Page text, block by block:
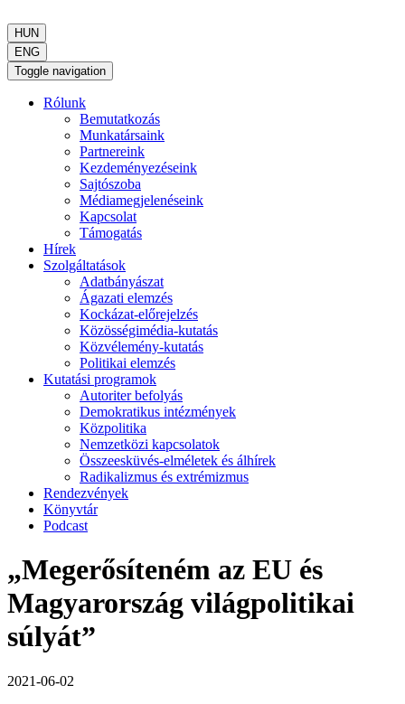
HUN
ENG
Toggle navigation
Rólunk
Bemutatkozás
Munkatársaink
Partnereink
Kezdeményezéseink
Sajtószoba
Médiamegjelenéseink
Kapcsolat
Támogatás
Hírek
Szolgáltatások
Adatbányászat
Ágazati elemzés
Kockázat-előrejelzés
Közösségimédia-kutatás
Közvélemény-kutatás
Politikai elemzés
Kutatási programok
Autoriter befolyás
Demokratikus intézmények
Közpolitika
Nemzetközi kapcsolatok
Összeesküvés-elméletek és álhírek
Radikalizmus és extrémizmus
Rendezvények
Könyvtár
Podcast
„Megerősíteném az EU és
Magyarország világpolitikai
súlyát”
2021-06-02